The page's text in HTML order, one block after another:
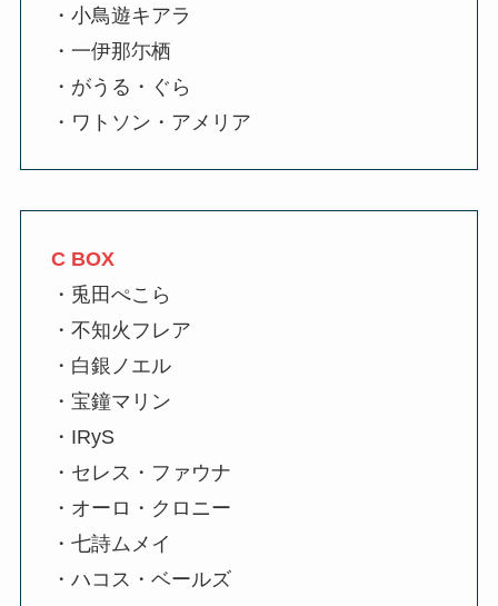
・小鳥遊キアラ
・一伊那尓栖
・がうる・ぐら
・ワトソン・アメリア
C BOX
・兎田ぺこら
・不知火フレア
・白銀ノエル
・宝鐘マリン
・IRyS
・セレス・ファウナ
・オーロ・クロニー
・七詩ムメイ
・ハコス・ベールズ